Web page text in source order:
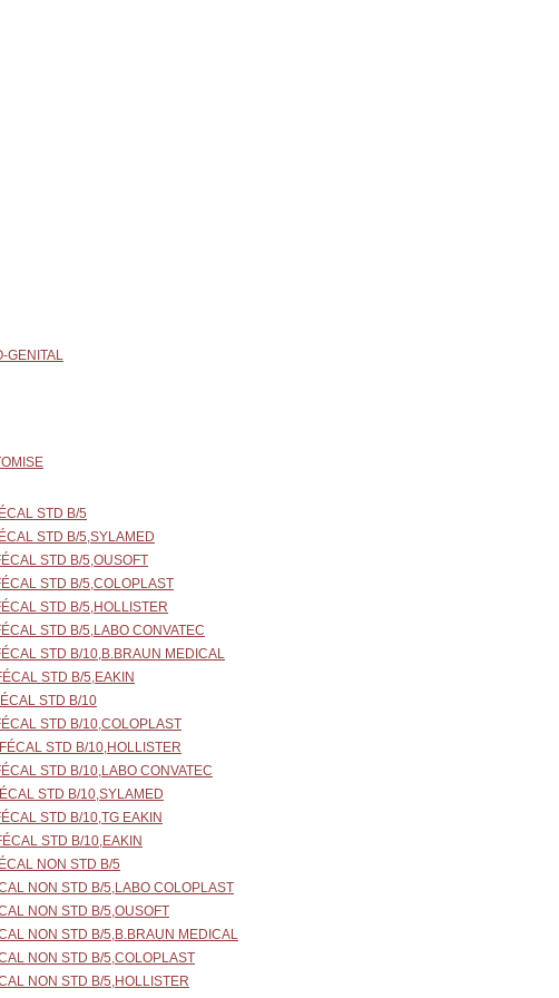
GENITAL
STD B/5
STD B/5,SYLAMED
STD B/5,OUSOFT
STD B/5,COLOPLAST
STD B/5,HOLLISTER
STD B/5,LABO CONVATEC
STD B/10,B.BRAUN MEDICAL
STD B/5,EAKIN
STD B/10
STD B/10,COLOPLAST
STD B/10,HOLLISTER
STD B/10,LABO CONVATEC
STD B/10,SYLAMED
STD B/10,TG EAKIN
STD B/10,EAKIN
NON STD B/5
NON STD B/5,LABO COLOPLAST
NON STD B/5,OUSOFT
NON STD B/5,B.BRAUN MEDICAL
NON STD B/5,COLOPLAST
NON STD B/5,HOLLISTER